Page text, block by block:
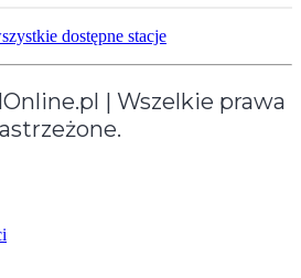
dostępne stacje
| Wszelkie prawa